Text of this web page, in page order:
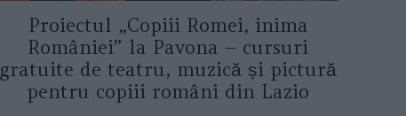
Proiectul „Copiii Romei, inima
României” la Pavona – cursuri
gratuite de teatru, muzică și pictură
pentru copiii români din Lazio